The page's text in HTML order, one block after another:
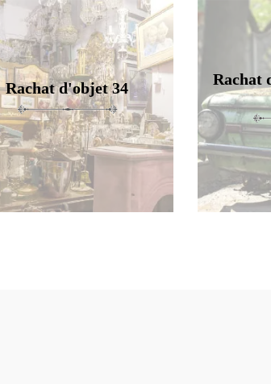
Rachat d'objet 34
Rachat